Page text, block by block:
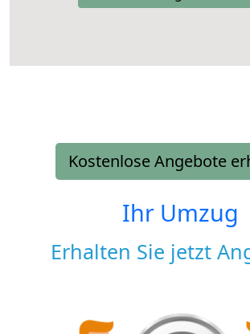
Kostenlose Angebote
Ihr Umzug
Erhalten Sie jetzt